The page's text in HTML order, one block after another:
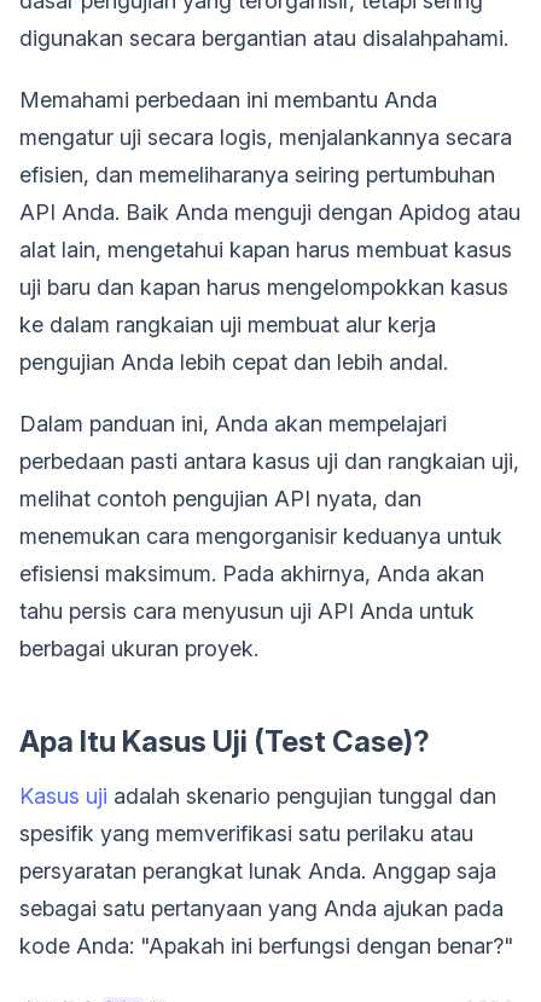
digunakan secara bergantian atau disalahpahami.
Memahami perbedaan ini membantu Anda
mengatur uji secara logis, menjalankannya secara
efisien, dan memeliharanya seiring pertumbuhan
API Anda. Baik Anda menguji dengan Apidog atau
alat lain, mengetahui kapan harus membuat kasus
uji baru dan kapan harus mengelompokkan kasus
ke dalam rangkaian uji membuat alur kerja
pengujian Anda lebih cepat dan lebih andal.
Dalam panduan ini, Anda akan mempelajari
perbedaan pasti antara kasus uji dan rangkaian uji,
melihat contoh pengujian API nyata, dan
menemukan cara mengorganisir keduanya untuk
efisiensi maksimum. Pada akhirnya, Anda akan
tahu persis cara menyusun uji API Anda untuk
berbagai ukuran proyek.
Apa Itu Kasus Uji (Test Case)?
Kasus uji adalah skenario pengujian tunggal dan
spesifik yang memverifikasi satu perilaku atau
persyaratan perangkat lunak Anda. Anggap saja
sebagai satu pertanyaan yang Anda ajukan pada
kode Anda: "Apakah ini berfungsi dengan benar?"